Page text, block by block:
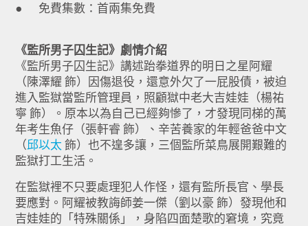
● 免費集數：首兩集免費
《監所男子囚生記》劇情介紹
《監所男子囚生記》講述跆拳道界的明日之星阿耀
（陳澤耀 飾）因傷退役，還意外欠了一屁股債，被迫
進入監獄當監所管理員，照顧獄中老大吉娃娃（楊祐
寧 飾）。原本以為自己已經夠慘了，才發現同梯的萬
年考生魚仔（張軒睿 飾）、辛苦養家的年輕爸爸中文
（邱以太 飾）也不遑多讓，三個監所菜鳥展開艱難的
監獄打工生活。
在監獄裡不只要處理犯人作怪，還有監所長官、學長
要應對。阿耀被教誨師姜一傑（劉以豪 飾）發現他和
吉娃娃的「特殊關係」，身陷四面楚歌的窘境，究竟